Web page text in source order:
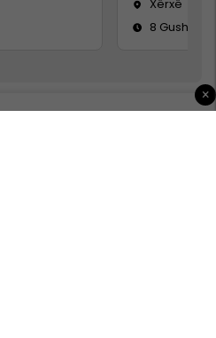
Xërxë
8 Gusht
×